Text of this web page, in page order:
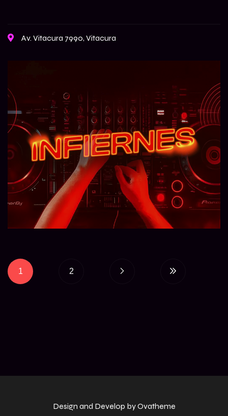
Av. Vitacura 7990, Vitacura
1 2
Design and Develop by Ovatheme